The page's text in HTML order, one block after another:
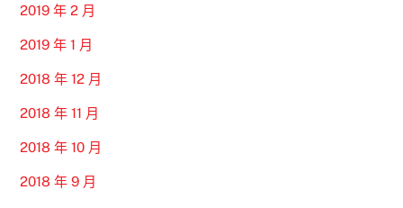
2019 年 2 月
2019 年 1 月
2018 年 12 月
2018 年 11 月
2018 年 10 月
2018 年 9 月